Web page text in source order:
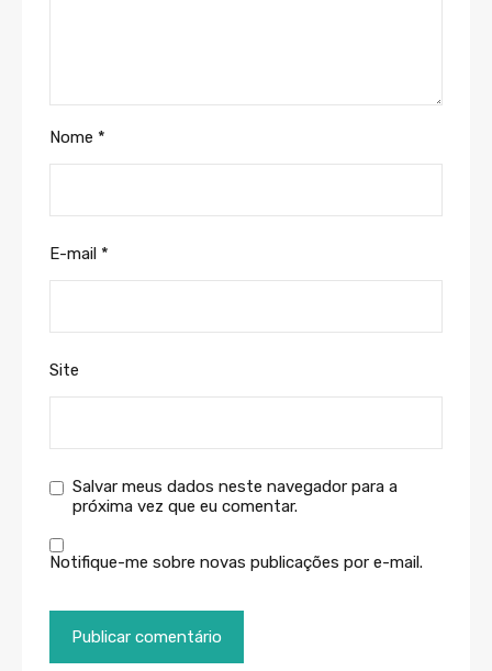
Nome *
E-mail *
Site
Salvar meus dados neste navegador para a
próxima vez que eu comentar.
Notifique-me sobre novas publicações por e-mail.